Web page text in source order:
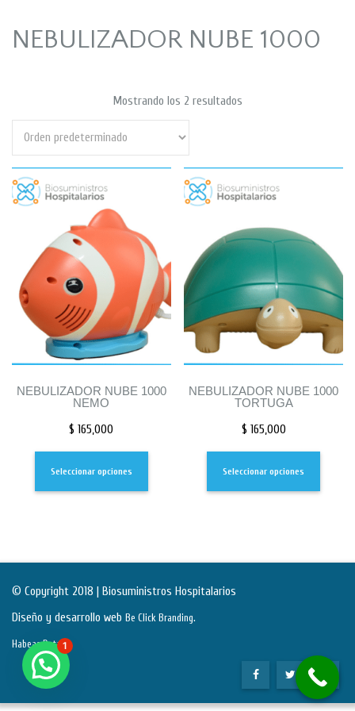
NEBULIZADOR NUBE 1000
Mostrando los 2 resultados
NEBULIZADOR NUBE 1000
NEMO
$ 165,000
Seleccionar opciones
NEBULIZADOR NUBE 1000
TORTUGA
$ 165,000
Seleccionar opciones
© Copyright 2018 | Biosuministros Hospitalarios
Diseño y desarrollo web Be Click Branding.
Habeas Data1